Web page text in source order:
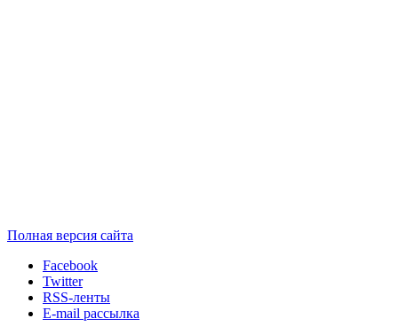
Полная версия сайта
Facebook
Twitter
RSS-ленты
E-mail рассылка